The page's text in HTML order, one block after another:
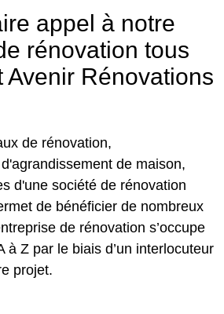
appel à notre
rénovation tous
Avenir Rénovations
de rénovation,
de maison,
d'une société de rénovation
de bénéficier de nombreux
de rénovation s’occupe
à Z par le biais d’un interlocuteur
projet.